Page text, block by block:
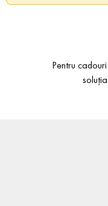
Pentru